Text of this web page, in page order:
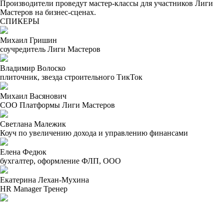
Производители проведут мастер-классы для участников Лиги
Мастеров на бизнес-сценах.
СПИКЕРЫ
Михаил Гришин
соучредитель Лиги Мастеров
Владимир Волоско
плиточник, звезда строительного ТикТок
Михаил Васянович
СОО Платформы Лиги Мастеров
Светлана Малежик
Коуч по увеличению дохода и управлению финансами
Елена Федюк
бухгалтер, оформление ФЛП, ООО
Екатерина Лехан-Мухина
HR Manager Тренер